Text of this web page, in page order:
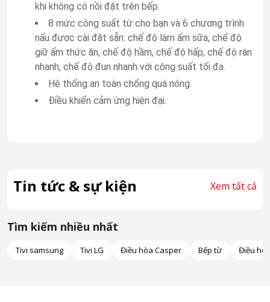
khi không có nồi đặt trên bếp.
8 mức công suất từ cho bạn và 6 chương trình
nấu được cài đặt sẵn: chế độ làm ấm sữa, chế độ
giữ ấm thức ăn, chế độ hầm, chế độ hấp, chế độ rán
nhanh, chế độ đun nhanh với công suất tối đa.
Hệ thống an toàn chống quá nóng.
Điều khiển cảm ứng hiện đại.
Tin tức & sự kiện Xem tất cả
Tìm kiếm nhiều nhất
Tivi samsung Tivi LG Điều hòa Casper Bếp từ Điều